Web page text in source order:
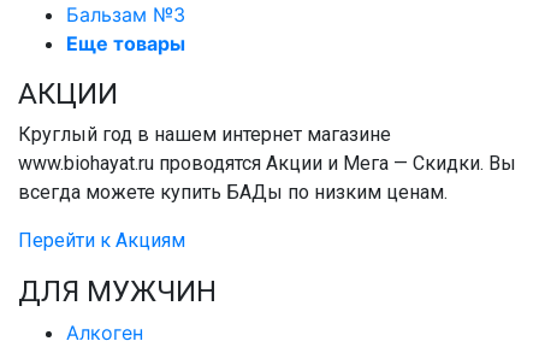
Бальзам №3
Еще товары
АКЦИИ
Круглый год в нашем интернет магазине
www.biohayat.ru проводятся Акции и Мега — Скидки. Вы
всегда можете купить БАДы по низким ценам.
Перейти к Акциям
ДЛЯ МУЖЧИН
Алкоген